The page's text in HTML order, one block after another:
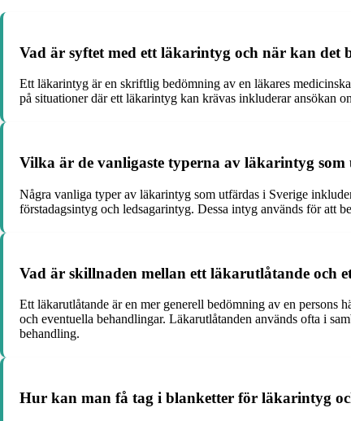
Vad är syftet med ett läkarintyg och när kan det
Ett läkarintyg är en skriftlig bedömning av en läkares
på situationer där ett läkarintyg kan krävas inkluderar ansökan
Vilka är de vanligaste typerna av läkarintyg som
Några vanliga typer av läkarintyg som utfärdas i Sverige
förstadagsintyg och ledsagarintyg. Dessa intyg används för att
Vad är skillnaden mellan ett läkarutlåtande och
Ett läkarutlåtande är en mer generell bedömning av en persons
och eventuella behandlingar. Läkarutlåtanden används ofta i
behandling.
Hur kan man få tag i blanketter för läkarintyg